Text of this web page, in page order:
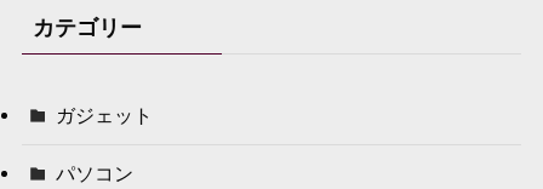
ブ
カテゴリー
ガジェット
パソコン